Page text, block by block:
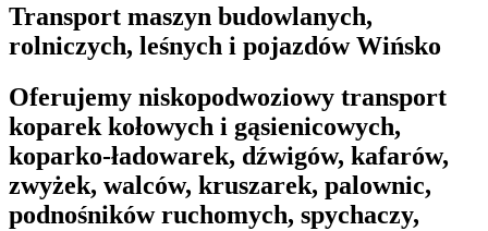
Transport maszyn budowlanych,
rolniczych, leśnych i pojazdów Wińsko
Oferujemy niskopodwoziowy transport
koparek kołowych i gąsienicowych,
koparko-ładowarek, dźwigów, kafarów,
zwyżek, walców, kruszarek, palownic,
podnośników ruchomych, spychaczy,